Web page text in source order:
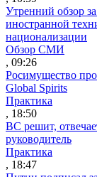
Утренний обзор
иностранной
национализации
Обзор СМИ
, 09:26
Росимущество
Global Spirits
Практика
, 18:50
ВС решит,
руководитель
Практика
, 18:47